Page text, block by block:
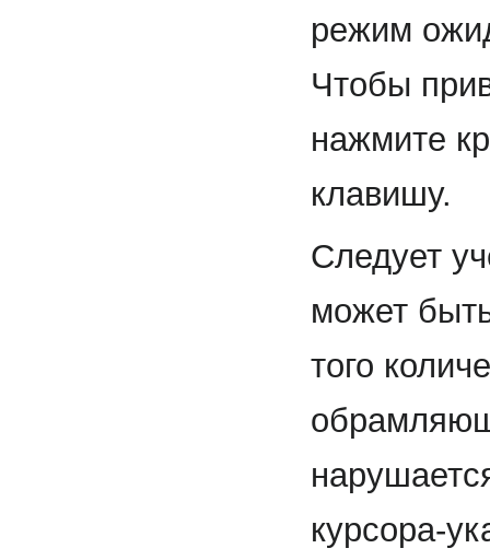
режим
Чтобы
нажмите
клавишу.
Следует
может
того
курсора-